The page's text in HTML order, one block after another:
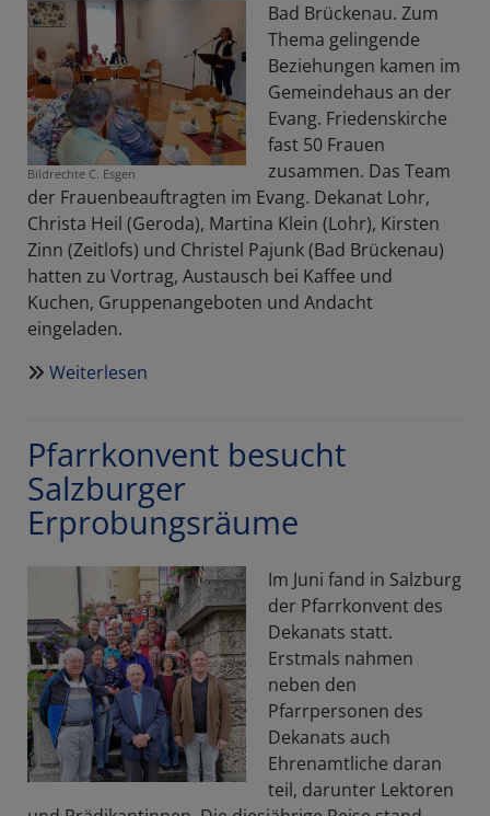
Bildrechte C. Esgen
Bad Brückenau. Zum
Thema gelingende
Beziehungen kamen im
Gemeindehaus an der
Evang. Friedenskirche
fast 50 Frauen
zusammen. Das Team
der Frauenbeauftragten im Evang. Dekanat Lohr,
Christa Heil (Geroda), Martina Klein (Lohr), Kirsten
Zinn (Zeitlofs) und Christel Pajunk (Bad Brückenau)
hatten zu Vortrag, Austausch bei Kaffee und
Kuchen, Gruppenangeboten und Andacht
eingeladen.
Weiterlesen
normal,
bis
du
sie
–
Seminartag
der
Frauen
Pfarrkonvent besucht
Salzburger
Erprobungsräume
Im Juni fand in Salzburg
der Pfarrkonvent des
Dekanats statt.
Erstmals nahmen
neben den
Pfarrpersonen des
Dekanats auch
Ehrenamtliche daran
teil, darunter Lektoren